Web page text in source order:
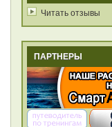
Читать отзывы
ПАРТНЕРЫ